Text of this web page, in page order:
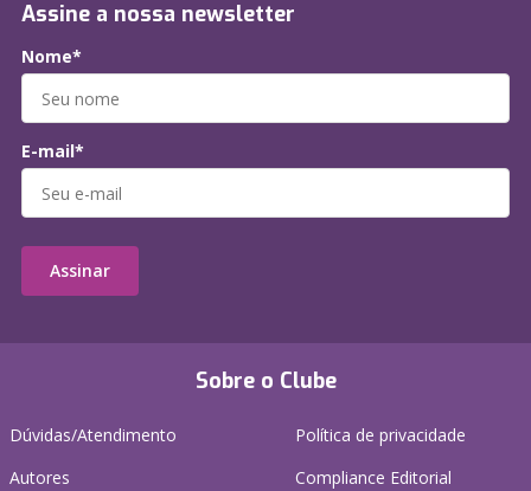
Sobre o Clube
Dúvidas/Atendimento
Autores
Política de privacidade
Compliance Editorial
Assine a nossa newsletter
Nome*
E-mail*
Assinar